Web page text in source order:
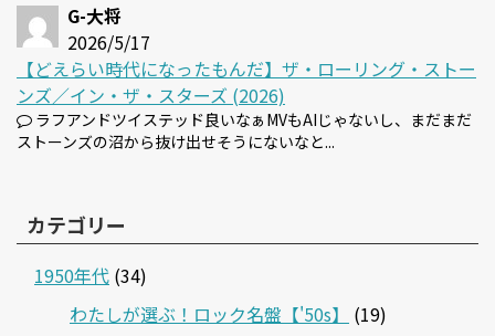
G-大将
2026/5/17
【どえらい時代になったもんだ】ザ・ローリング・ストー
ンズ／イン・ザ・スターズ (2026)
ラフアンドツイステッド良いなぁMVもAIじゃないし、まだまだ
ストーンズの沼から抜け出せそうにないなと...
カテゴリー
1950年代 (34)
わたしが選ぶ！ロック名盤【'50s】
(19)